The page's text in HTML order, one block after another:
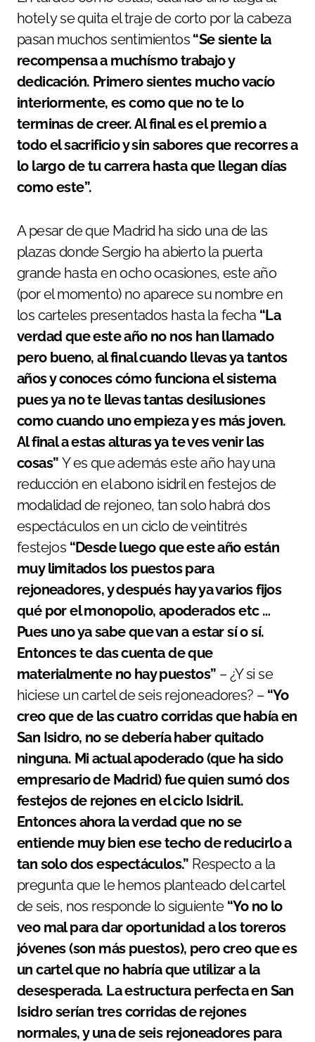
hotel y se quita el traje de corto por la cabeza
pasan muchos sentimientos “Se siente la
recompensa a muchísmo trabajo y
dedicación. Primero sientes mucho vacío
interiormente, es como que no te lo
terminas de creer. Al final es el premio a
todo el sacrificio y sin sabores que recorres a
lo largo de tu carrera hasta que llegan días
como este”.
A pesar de que Madrid ha sido una de las
plazas donde Sergio ha abierto la puerta
grande hasta en ocho ocasiones, este año
(por el momento) no aparece su nombre en
los carteles presentados hasta la fecha “La
verdad que este año no nos han llamado
pero bueno, al final cuando llevas ya tantos
años y conoces cómo funciona el sistema
pues ya no te llevas tantas desilusiones
como cuando uno empieza y es más joven.
Al final a estas alturas ya te ves venir las
cosas” Y es que además este año hay una
reducción en el abono isidril en festejos de
modalidad de rejoneo, tan solo habrá dos
espectáculos en un ciclo de veintitrés
festejos “Desde luego que este año están
muy limitados los puestos para
rejoneadores, y después hay ya varios fijos
qué por el monopolio, apoderados etc …
Pues uno ya sabe que van a estar sí o sí.
Entonces te das cuenta de que
materialmente no hay puestos” – ¿Y si se
hiciese un cartel de seis rejoneadores? – “Yo
creo que de las cuatro corridas que había en
San Isidro, no se debería haber quitado
ninguna. Mi actual apoderado (que ha sido
empresario de Madrid) fue quien sumó dos
festejos de rejones en el ciclo Isidril.
Entonces ahora la verdad que no se
entiende muy bien ese techo de reducirlo a
tan solo dos espectáculos.” Respecto a la
pregunta que le hemos planteado del cartel
de seis, nos responde lo siguiente “Yo no lo
veo mal para dar oportunidad a los toreros
jóvenes (son más puestos), pero creo que es
un cartel que no habría que utilizar a la
desesperada. La estructura perfecta en San
Isidro serían tres corridas de rejones
normales, y una de seis rejoneadores para